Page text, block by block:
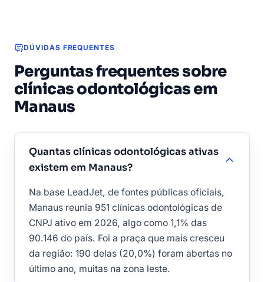
DÚVIDAS FREQUENTES
Perguntas frequentes sobre
clínicas odontológicas em
Manaus
Quantas clínicas odontológicas ativas
existem em Manaus?
Na base LeadJet, de fontes públicas oficiais,
Manaus reunia 951 clínicas odontológicas de
CNPJ ativo em 2026, algo como 1,1% das
90.146 do país. Foi a praça que mais cresceu
da região: 190 delas (20,0%) foram abertas no
último ano, muitas na zona leste.